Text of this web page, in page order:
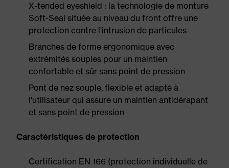
X-tended eyeshield : la technologie de monture
Soft-Seal située au niveau du front offre une
protection contre l'intrusion de particules
Branches de forme ergonomique avec
extrémités souples pour un maintien
confortable et sûr sans point de pression
Pont de nez souple, flexible et adapté à
l'utilisateur qui assure un maintien antidérapant
et sans point de pression
Caractéristiques de protection
Certification EN 166 (protection individuelle de